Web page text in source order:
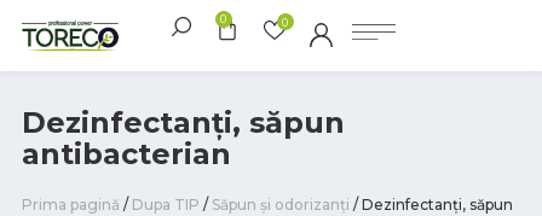
0 0
Dezinfectanți, săpun
antibacterian
Prima pagină / Dupa TIP / Săpun și odorizanți / Dezinfectanți, săpun